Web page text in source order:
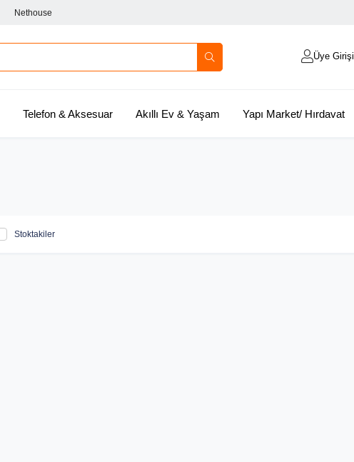
Nethouse
Üye Girişi
Telefon & Aksesuar Akıllı Ev & Yaşam Yapı Market/ Hırdavat
Stoktakiler